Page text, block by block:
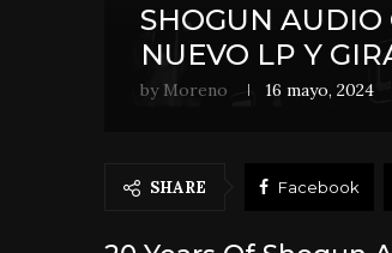
SHOGUN AUDIO
NUEVO LP Y
by Moreno 16 mayo, 2024
SHARE Facebook